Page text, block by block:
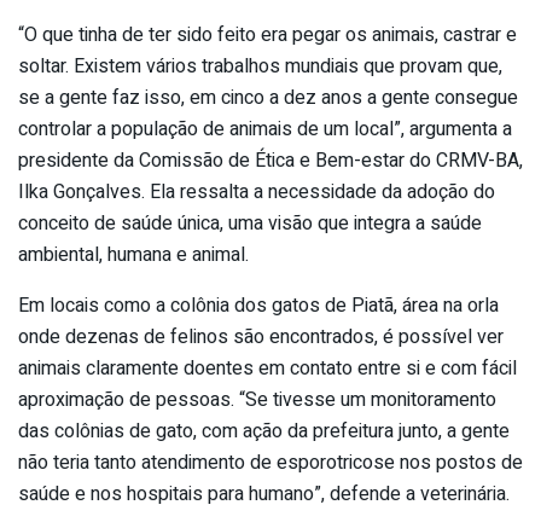
“O que tinha de ter sido feito era pegar os animais, castrar e
soltar. Existem vários trabalhos mundiais que provam que,
se a gente faz isso, em cinco a dez anos a gente consegue
controlar a população de animais de um local”, argumenta a
presidente da Comissão de Ética e Bem-estar do CRMV-BA,
Ilka Gonçalves. Ela ressalta a necessidade da adoção do
conceito de saúde única, uma visão que integra a saúde
ambiental, humana e animal.
Em locais como a colônia dos gatos de Piatã, área na orla
onde dezenas de felinos são encontrados, é possível ver
animais claramente doentes em contato entre si e com fácil
aproximação de pessoas. “Se tivesse um monitoramento
das colônias de gato, com ação da prefeitura junto, a gente
não teria tanto atendimento de esporotricose nos postos de
saúde e nos hospitais para humano”, defende a veterinária.